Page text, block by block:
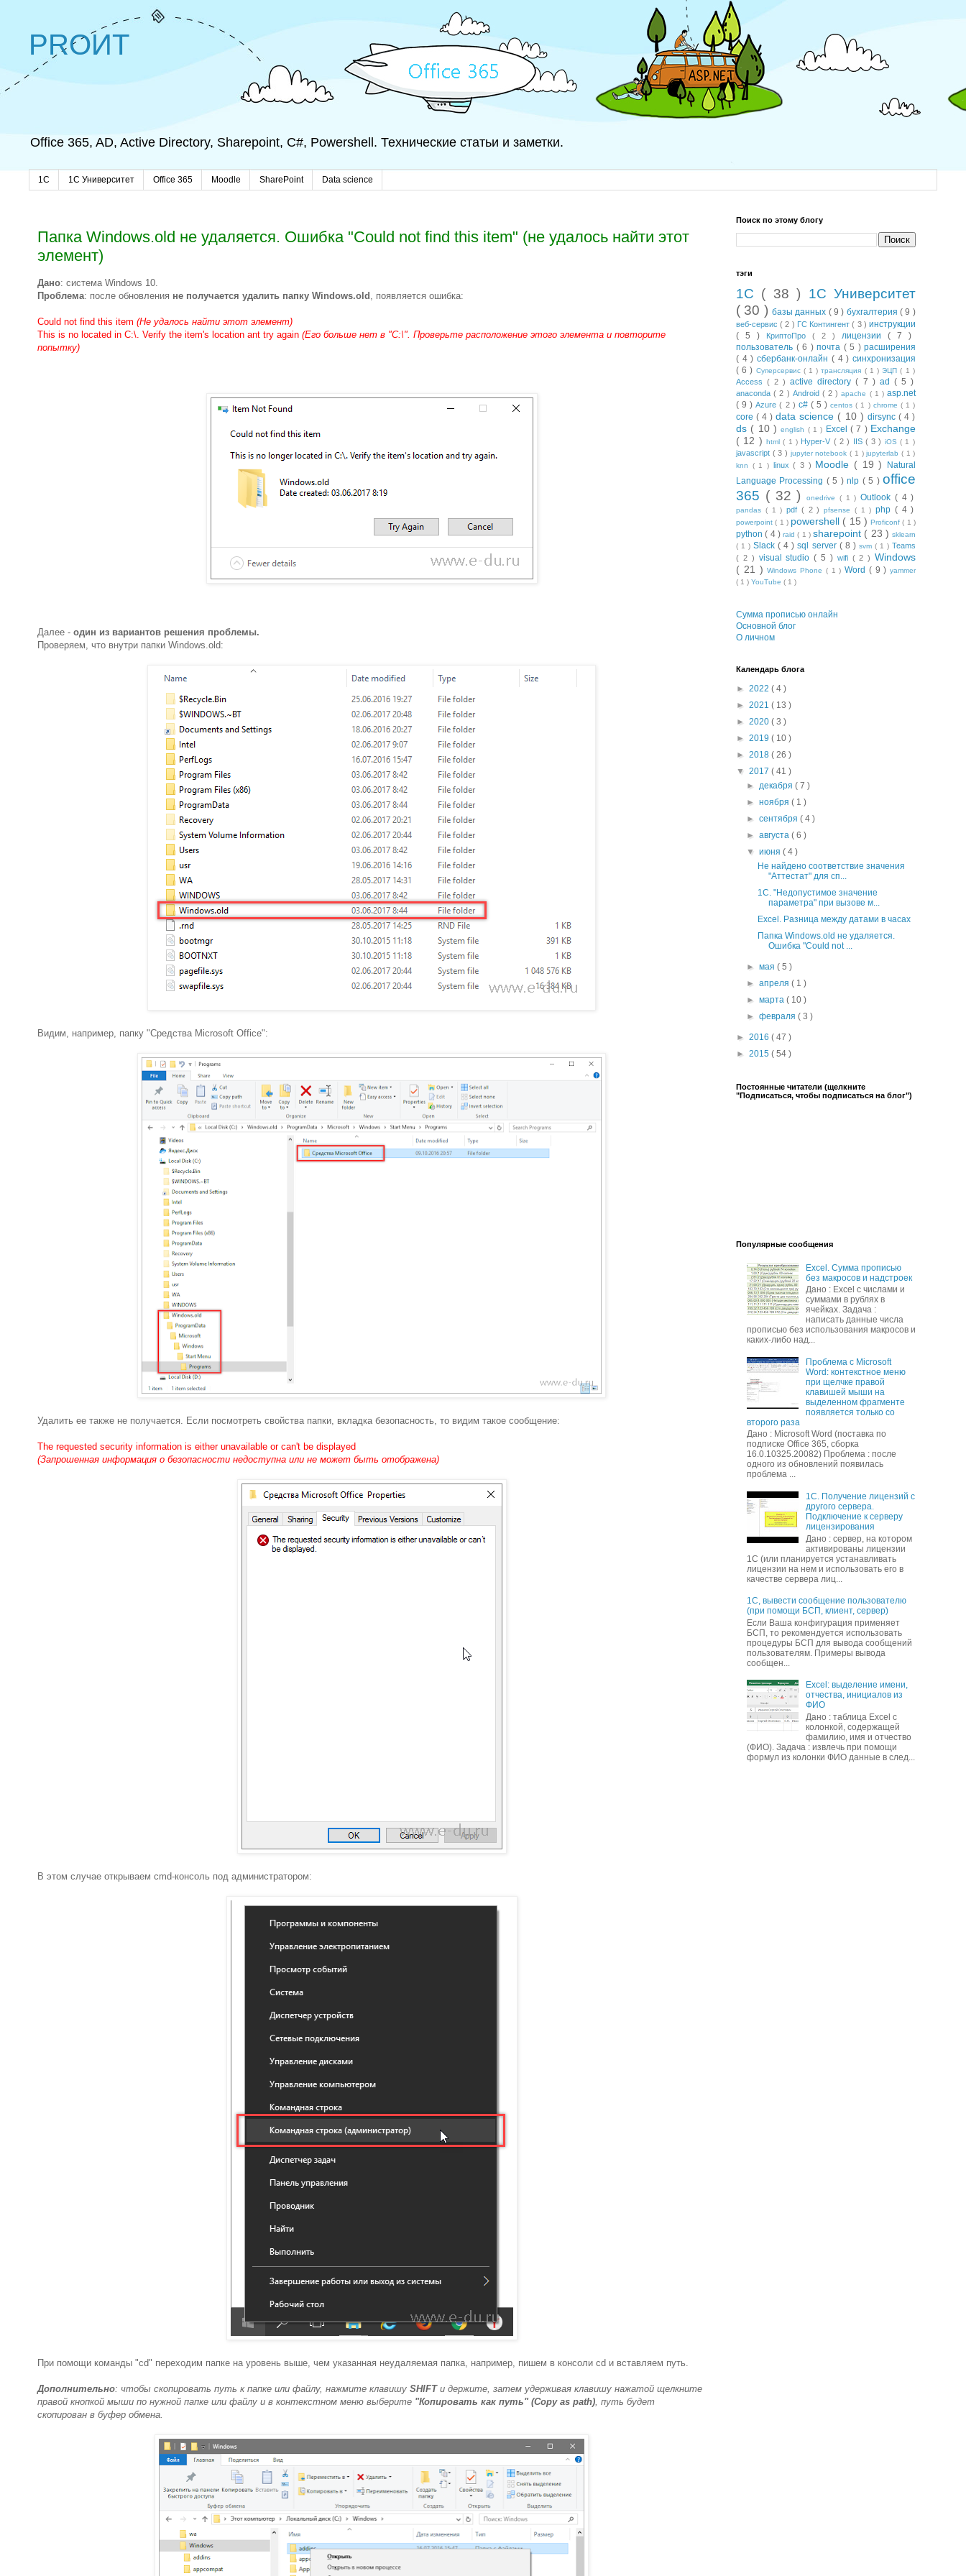
PROИТ
Office 365, AD, Active Directory, Sharepoint, C#, Powershell. Технические статьи и заметки.
1C 1С Университет Office 365 Moodle SharePoint Data science
Папка Windows.old не удаляется. Ошибка "Could not find this item" (не удалось найти этот
элемент)
Дано: система Windows 10.
Проблема: после обновления не получается удалить папку Windows.old , появляется ошибка:
Could not find this item (Не удалось найти этот элемент)
This is no located in C:\. Verify the item's location ant try again (Его больше нет в "С:\". Проверьте расположение этого элемента и повторите
попытку)
Далее - один из вариантов решения проблемы.
Проверяем, что внутри папки Windows.old:
Видим, например, папку "Средства Microsoft Office":
Удалить ее также не получается. Если посмотреть свойства папки, вкладка безопасность, то видим такое сообщение:
The requested security information is either unavailable or can't be displayed
(Запрошенная информация о безопасности недоступна или не может быть отображена)
В этом случае открываем cmd-консоль под администратором:
При помощи команды "cd" переходим папке на уровень выше, чем указанная неудаляемая папка, например, пишем в консоли cd и вставляем путь.
Дополнительно: чтобы скопировать путь к папке или файлу, нажмите клавишу SHIFTи держите, затем удерживая клавишу нажатой щелкните
правой кнопкой мыши по нужной папке или файлу и в контекстном меню выберите "Копировать как путь" (Copy as path), путь будет
скопирован в буфер обмена.
Поиск по этому блогу
тэги
1С ( 38 ) 1С Университет
( 30 ) базы данных ( 9 ) бухгалтерия( 9 )
веб-сервис( 2 ) ГС Контингент( 3 )инструкции
( 5 )
КриптоПро ( 2 ) лицензии ( 7 )
пользователь ( 6 ) почта ( 5 ) расширения
( 4 )сбербанк-онлайн ( 4 )синхронизация
( 6 ) Суперсервис ( 1 )трансляция ( 1 )ЭЦП( 1 )
Access( 2 )active directory( 7 ) ad ( 5 )
anaconda( 2 ) Android ( 2 )apache ( 1 )asp.net
( 9 )Azure( 2 ) c# ( 5 )centos( 1 ) chrome ( 1 )
core( 4 )data science ( 10 ) dirsync ( 4 )
ds ( 10 )english ( 1 ) Excel( 7 ) Exchange
( 12 )
html( 1 ) Hyper-V ( 2 ) IIS ( 3 ) iOS( 1 )
javascript ( 3 ) jupyter notebook( 1 )jupyterlab ( 1 )
knn ( 1 ) linux( 3 ) Moodle ( 19 )
Natural
Language Processing ( 5 )nlp ( 5 )office
365 ( 32 ) onedrive ( 1 ) Outlook ( 4 )
pandas ( 1 ) pdf ( 2 ) pfsense ( 1 ) php ( 4 )
powerpoint( 1 ) powershell ( 15 ) Proficonf( 1 )
python( 4 ) raid( 1 ) sharepoint ( 23 ) sklearn
( 1 )Slack( 4 )sql server ( 8 ) svm ( 1 ) Teams
( 2 ) visual studio( 5 ) wifi ( 2 )Windows
( 21 )Windows Phone ( 1 ) Word ( 9 ) yammer
( 1 ) YouTube ( 1 )
Сумма прописью онлайн
Основной блог
О личном
Календарь блога
► 2022 ( 4 )
► 2021 ( 13 )
► 2020 ( 3 )
► 2019 ( 10 )
► 2018 ( 26 )
▼ 2017 ( 41 )
►декабря( 7 )
►ноября( 1 )
►сентября( 4 )
►августа( 6 )
▼июня( 4 )
Не найдено соответствие значения
"Аттестат" для сп...
1C. "Недопустимое значение
параметра" при вызове м...
Excel. Разница между датами в часах
Папка Windows.old не удаляется.
Ошибка "Could not ...
►мая( 5 )
►апреля( 1 )
►марта( 10 )
►февраля( 3 )
► 2016 ( 47 )
► 2015 ( 54 )
Постоянные читатели (щелкните
"Подписаться, чтобы подписаться на блог")
Популярные сообщения
Excel. Сумма прописью
без макросов и надстроек
Дано : Excel c числами и
суммами в рублях в
ячейках. Задача :
написать данные числа
прописью без использования макросов и
каких-либо над...
Проблема с Microsoft
Word: контекстное меню
при щелчке правой
клавишей мыши на
выделенном фрагменте
появляется только со
второго раза
Дано : Microsoft Word (поставка по
подписке Office 365, сборка
16.0.10325.20082) Проблема : после
одного из обновлений появилась
проблема ...
1С. Получение лицензий с
другого сервера.
Подключение к серверу
лицензирования
Дано : сервер, на котором
активированы лицензии
1С (или планируется устанавливать
лицензии на нем и использовать его в
качестве сервера лиц...
1С, вывести сообщение пользователю
(при помощи БСП, клиент, сервер)
Если Ваша конфигурация применяет
БСП, то рекомендуется использовать
процедуры БСП для вывода сообщений
пользователям. Примеры вывода
сообщен...
Excel: выделение имени,
отчества, инициалов из
ФИО
Дано : таблица Excel с
колонкой, содержащей
фамилию, имя и отчество
(ФИО). Задача : извлечь при помощи
формул из колонки ФИО данные в след...